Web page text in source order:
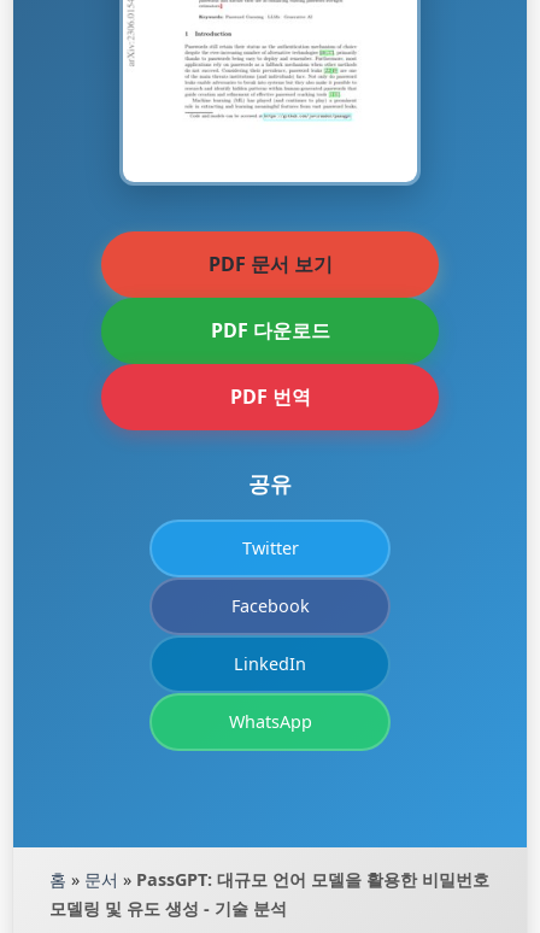
PDF 문서 보기
PDF 다운로드
PDF 번역
공유
Twitter
Facebook
LinkedIn
WhatsApp
홈 » 문서 » PassGPT: 대규모 언어 모델을 활용한 비밀번호
모델링 및 유도 생성 - 기술 분석